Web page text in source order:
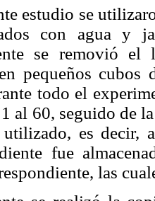
estudio se
con agua y
se removió el
pequeños
todo el
al 60, seguido de
utilizado, es decir,
fue
las